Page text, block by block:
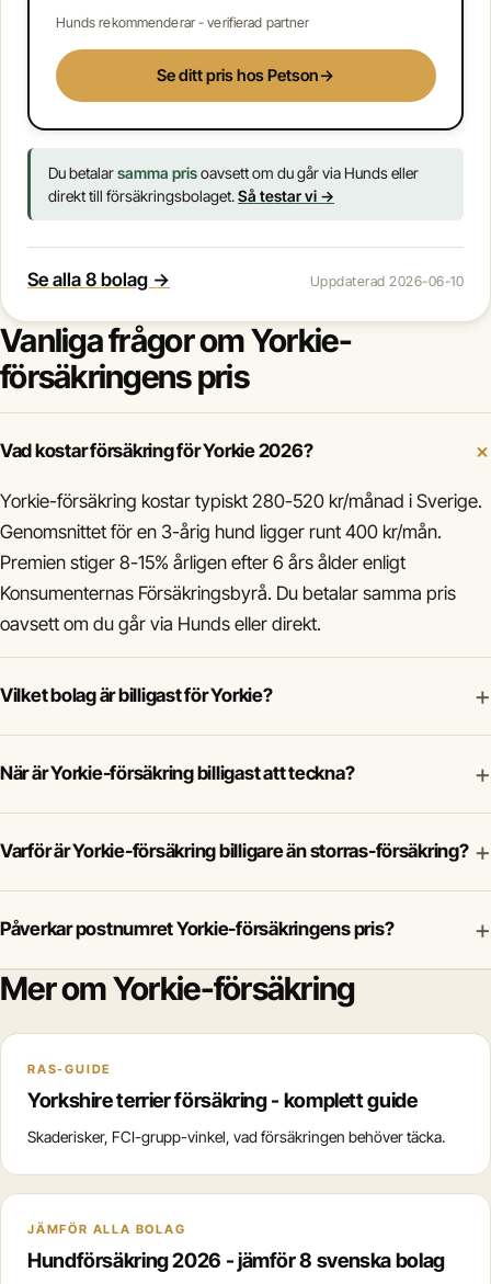
Hunds rekommenderar - verifierad partner
Se ditt pris hos Petson→
Du betalarsamma prisoavsett om du går via Hunds eller
direkt till försäkringsbolaget.Så testar vi →
Se alla 8 bolag → Uppdaterad 2026-06-10
Vanliga frågor om Yorkie-
försäkringens pris
Vad kostar försäkring för Yorkie 2026?
Yorkie-försäkring kostar typiskt 280-520 kr/månad i Sverige.
Genomsnittet för en 3-årig hund ligger runt 400 kr/mån.
Premien stiger 8-15% årligen efter 6 års ålder enligt
Konsumenternas Försäkringsbyrå. Du betalar samma pris
oavsett om du går via Hunds eller direkt.
Vilket bolag är billigast för Yorkie? +
När är Yorkie-försäkring billigast att teckna? +
Varför är Yorkie-försäkring billigare än storras-försäkring? +
Påverkar postnumret Yorkie-försäkringens pris? +
Mer om Yorkie-försäkring
RAS-GUIDE
Yorkshire terrier försäkring - komplett guide
Skaderisker, FCI-grupp-vinkel, vad försäkringen behöver täcka.
JÄMFÖR ALLA BOLAG
Hundförsäkring 2026 - jämför 8 svenska bolag